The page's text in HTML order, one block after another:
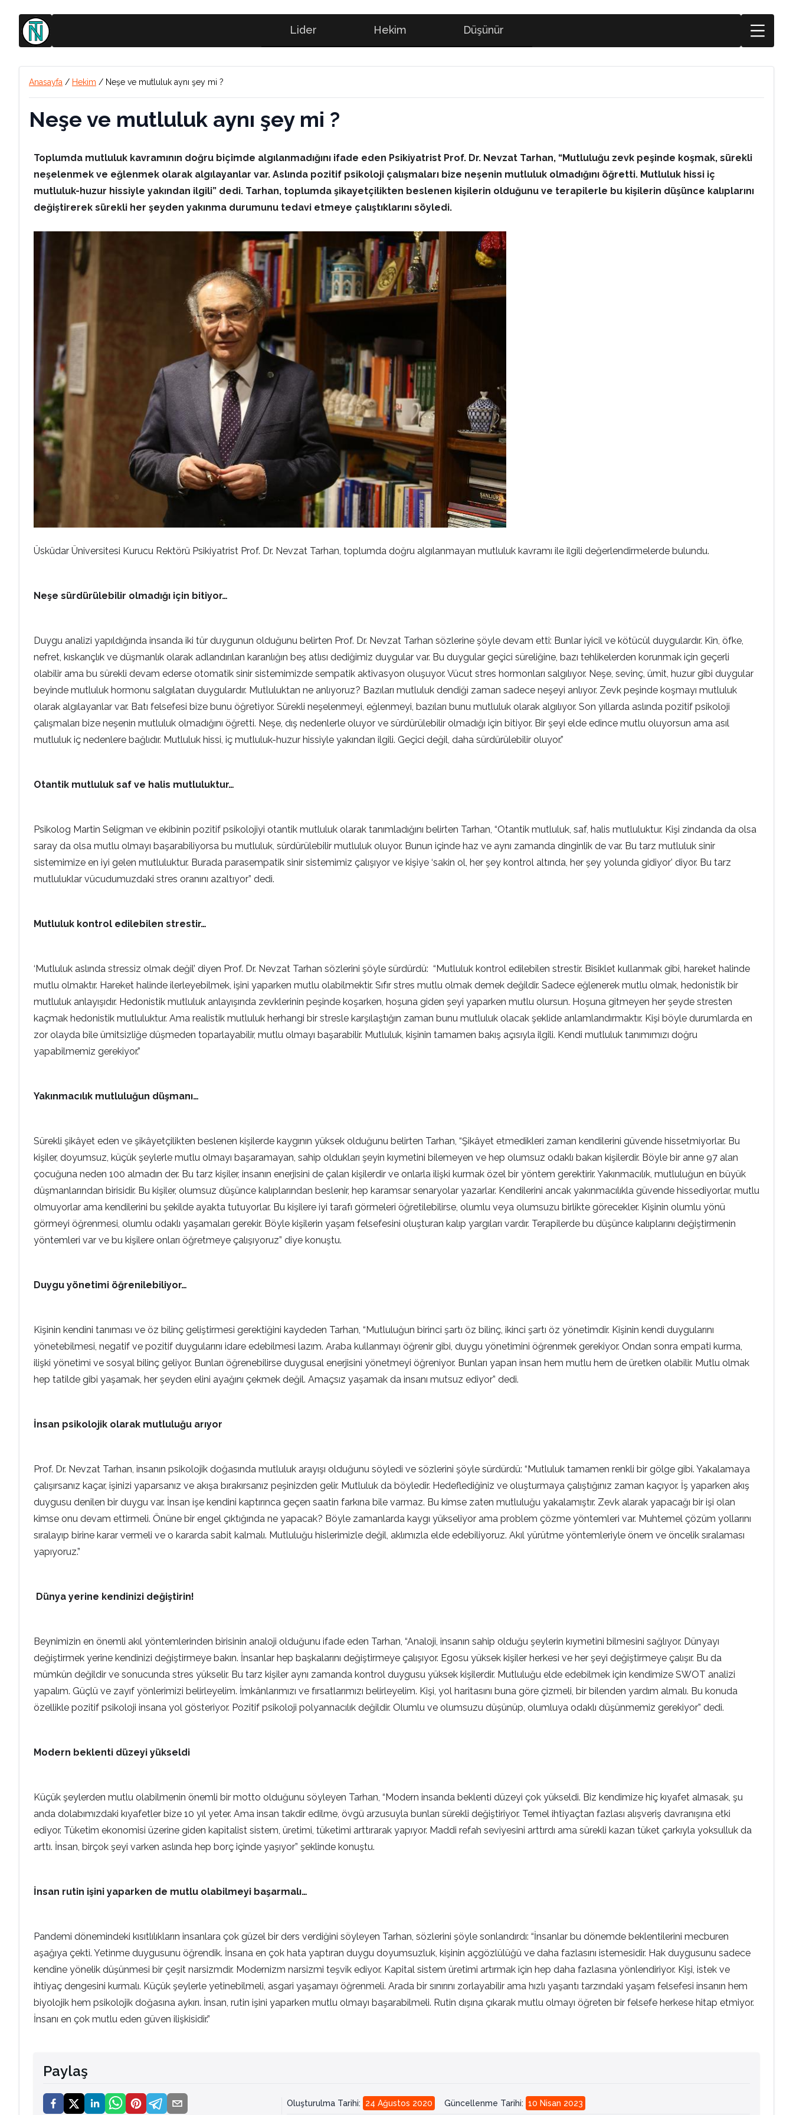
Lider Hekim Düşünür
Anasayfa / Hekim / Neşe ve mutluluk aynı şey mi ?
Neşe ve mutluluk aynı şey mi ?
Toplumda mutluluk kavramının doğru biçimde algılanmadığını ifade eden Psikiyatrist Prof. Dr. Nevzat Tarhan, “Mutluluğu zevk peşinde koşmak, sürekli
neşelenmek ve eğlenmek olarak algılayanlar var. Aslında pozitif psikoloji çalışmaları bize neşenin mutluluk olmadığını öğretti. Mutluluk hissi iç
mutluluk-huzur hissiyle yakından ilgili” dedi. Tarhan, toplumda şikayetçilikten beslenen kişilerin olduğunu ve terapilerle bu kişilerin düşünce kalıplarını
değiştirerek sürekli her şeyden yakınma durumunu tedavi etmeye çalıştıklarını söyledi.
Üsküdar Üniversitesi Kurucu Rektörü Psikiyatrist Prof. Dr. Nevzat Tarhan, toplumda doğru algılanmayan mutluluk kavramı ile ilgili değerlendirmelerde bulundu.
Neşe sürdürülebilir olmadığı için bitiyor…
Duygu analizi yapıldığında insanda iki tür duygunun olduğunu belirten Prof. Dr. Nevzat Tarhan sözlerine şöyle devam etti: Bunlar iyicil ve kötücül duygulardır. Kin, öfke,
nefret, kıskançlık ve düşmanlık olarak adlandırılan karanlığın beş atlısı dediğimiz duygular var. Bu duygular geçici süreliğine, bazı tehlikelerden korunmak için geçerli
olabilir ama bu sürekli devam ederse otomatik sinir sistemimizde sempatik aktivasyon oluşuyor. Vücut stres hormonları salgılıyor. Neşe, sevinç, ümit, huzur gibi duygular
beyinde mutluluk hormonu salgılatan duygulardır. Mutluluktan ne anlıyoruz? Bazıları mutluluk dendiği zaman sadece neşeyi anlıyor. Zevk peşinde koşmayı mutluluk
olarak algılayanlar var. Batı felsefesi bize bunu öğretiyor. Sürekli neşelenmeyi, eğlenmeyi, bazıları bunu mutluluk olarak algılıyor. Son yıllarda aslında pozitif psikoloji
çalışmaları bize neşenin mutluluk olmadığını öğretti. Neşe, dış nedenlerle oluyor ve sürdürülebilir olmadığı için bitiyor. Bir şeyi elde edince mutlu oluyorsun ama asıl
mutluluk iç nedenlere bağlıdır. Mutluluk hissi, iç mutluluk-huzur hissiyle yakından ilgili. Geçici değil, daha sürdürülebilir oluyor.”
Otantik mutluluk saf ve halis mutluluktur…
Psikolog Martin Seligman ve ekibinin pozitif psikolojiyi otantik mutluluk olarak tanımladığını belirten Tarhan, “Otantik mutluluk, saf, halis mutluluktur. Kişi zindanda da olsa
saray da olsa mutlu olmayı başarabiliyorsa bu mutluluk, sürdürülebilir mutluluk oluyor. Bunun içinde haz ve aynı zamanda dinginlik de var. Bu tarz mutluluk sinir
sistemimize en iyi gelen mutluluktur. Burada parasempatik sinir sistemimiz çalışıyor ve kişiye ‘sakin ol, her şey kontrol altında, her şey yolunda gidiyor’ diyor. Bu tarz
mutluluklar vücudumuzdaki stres oranını azaltıyor” dedi.
Mutluluk kontrol edilebilen strestir…
‘Mutluluk aslında stressiz olmak değil’ diyen Prof. Dr. Nevzat Tarhan sözlerini şöyle sürdürdü: “Mutluluk kontrol edilebilen strestir. Bisiklet kullanmak gibi, hareket halinde
mutlu olmaktır. Hareket halinde ilerleyebilmek, işini yaparken mutlu olabilmektir. Sıfır stres mutlu olmak demek değildir. Sadece eğlenerek mutlu olmak, hedonistik bir
mutluluk anlayışıdır. Hedonistik mutluluk anlayışında zevklerinin peşinde koşarken, hoşuna giden şeyi yaparken mutlu olursun. Hoşuna gitmeyen her şeyde stresten
kaçmak hedonistik mutluluktur. Ama realistik mutluluk herhangi bir stresle karşılaştığın zaman bunu mutluluk olacak şeklide anlamlandırmaktır. Kişi böyle durumlarda en
zor olayda bile ümitsizliğe düşmeden toparlayabilir, mutlu olmayı başarabilir. Mutluluk, kişinin tamamen bakış açısıyla ilgili. Kendi mutluluk tanımımızı doğru
yapabilmemiz gerekiyor.”
Yakınmacılık mutluluğun düşmanı…
Sürekli şikâyet eden ve şikâyetçilikten beslenen kişilerde kaygının yüksek olduğunu belirten Tarhan, “Şikâyet etmedikleri zaman kendilerini güvende hissetmiyorlar. Bu
kişiler, doyumsuz, küçük şeylerle mutlu olmayı başaramayan, sahip oldukları şeyin kıymetini bilemeyen ve hep olumsuz odaklı bakan kişilerdir. Böyle bir anne 97 alan
çocuğuna neden 100 almadın der. Bu tarz kişiler, insanın enerjisini de çalan kişilerdir ve onlarla ilişki kurmak özel bir yöntem gerektirir. Yakınmacılık, mutluluğun en büyük
düşmanlarından birisidir. Bu kişiler, olumsuz düşünce kalıplarından beslenir, hep karamsar senaryolar yazarlar. Kendilerini ancak yakınmacılıkla güvende hissediyorlar, mutlu
olmuyorlar ama kendilerini bu şekilde ayakta tutuyorlar. Bu kişilere iyi tarafı görmeleri öğretilebilirse, olumlu veya olumsuzu birlikte görecekler. Kişinin olumlu yönü
görmeyi öğrenmesi, olumlu odaklı yaşamaları gerekir. Böyle kişilerin yaşam felsefesini oluşturan kalıp yargıları vardır. Terapilerde bu düşünce kalıplarını değiştirmenin
yöntemleri var ve bu kişilere onları öğretmeye çalışıyoruz” diye konuştu.
Duygu yönetimi öğrenilebiliyor…
Kişinin kendini tanıması ve öz bilinç geliştirmesi gerektiğini kaydeden Tarhan, “Mutluluğun birinci şartı öz bilinç, ikinci şartı öz yönetimdir. Kişinin kendi duygularını
yönetebilmesi, negatif ve pozitif duygularını idare edebilmesi lazım. Araba kullanmayı öğrenir gibi, duygu yönetimini öğrenmek gerekiyor. Ondan sonra empati kurma,
ilişki yönetimi ve sosyal bilinç geliyor. Bunları öğrenebilirse duygusal enerjisini yönetmeyi öğreniyor. Bunları yapan insan hem mutlu hem de üretken olabilir. Mutlu olmak
hep tatilde gibi yaşamak, her şeyden elini ayağını çekmek değil. Amaçsız yaşamak da insanı mutsuz ediyor” dedi.
İnsan psikolojik olarak mutluluğu arıyor
Prof. Dr. Nevzat Tarhan, insanın psikolojik doğasında mutluluk arayışı olduğunu söyledi ve sözlerini şöyle sürdürdü: “Mutluluk tamamen renkli bir gölge gibi. Yakalamaya
çalışırsanız kaçar, işinizi yaparsanız ve akışa bırakırsanız peşinizden gelir. Mutluluk da böyledir. Hedeflediğiniz ve oluşturmaya çalıştığınız zaman kaçıyor. İş yaparken akış
duygusu denilen bir duygu var. İnsan işe kendini kaptırınca geçen saatin farkına bile varmaz. Bu kimse zaten mutluluğu yakalamıştır. Zevk alarak yapacağı bir işi olan
kimse onu devam ettirmeli. Önüne bir engel çıktığında ne yapacak? Böyle zamanlarda kaygı yükseliyor ama problem çözme yöntemleri var. Muhtemel çözüm yollarını
sıralayıp birine karar vermeli ve o kararda sabit kalmalı. Mutluluğu hislerimizle değil, aklımızla elde edebiliyoruz. Akıl yürütme yöntemleriyle önem ve öncelik sıralaması
yapıyoruz.”
Dünya yerine kendinizi değiştirin!
Beynimizin en önemli akıl yöntemlerinden birisinin analoji olduğunu ifade eden Tarhan, “Analoji, insanın sahip olduğu şeylerin kıymetini bilmesini sağlıyor. Dünyayı
değiştirmek yerine kendinizi değiştirmeye bakın. İnsanlar hep başkalarını değiştirmeye çalışıyor. Egosu yüksek kişiler herkesi ve her şeyi değiştirmeye çalışır. Bu da
mümkün değildir ve sonucunda stres yükselir. Bu tarz kişiler aynı zamanda kontrol duygusu yüksek kişilerdir. Mutluluğu elde edebilmek için kendimize SWOT analizi
yapalım. Güçlü ve zayıf yönlerimizi belirleyelim. İmkânlarımızı ve fırsatlarımızı belirleyelim. Kişi, yol haritasını buna göre çizmeli, bir bilenden yardım almalı. Bu konuda
özellikle pozitif psikoloji insana yol gösteriyor. Pozitif psikoloji polyannacılık değildir. Olumlu ve olumsuzu düşünüp, olumluya odaklı düşünmemiz gerekiyor” dedi.
Modern beklenti düzeyi yükseldi
Küçük şeylerden mutlu olabilmenin önemli bir motto olduğunu söyleyen Tarhan, “Modern insanda beklenti düzeyi çok yükseldi. Biz kendimize hiç kıyafet almasak, şu
anda dolabımızdaki kıyafetler bize 10 yıl yeter. Ama insan takdir edilme, övgü arzusuyla bunları sürekli değiştiriyor. Temel ihtiyaçtan fazlası alışveriş davranışına etki
ediyor. Tüketim ekonomisi üzerine giden kapitalist sistem, üretimi, tüketimi arttırarak yapıyor. Maddi refah seviyesini arttırdı ama sürekli kazan tüket çarkıyla yoksulluk da
arttı. İnsan, birçok şeyi varken aslında hep borç içinde yaşıyor” şeklinde konuştu.
İnsan rutin işini yaparken de mutlu olabilmeyi başarmalı…
Pandemi dönemindeki kısıtlılıkların insanlara çok güzel bir ders verdiğini söyleyen Tarhan, sözlerini şöyle sonlandırdı: “İnsanlar bu dönemde beklentilerini mecburen
aşağıya çekti. Yetinme duygusunu öğrendik. İnsana en çok hata yaptıran duygu doyumsuzluk, kişinin açgözlülüğü ve daha fazlasını istemesidir. Hak duygusunu sadece
kendine yönelik düşünmesi bir çeşit narsizmdir. Modernizm narsizmi teşvik ediyor. Kapital sistem üretimi artırmak için hep daha fazlasına yönlendiriyor. Kişi, istek ve
ihtiyaç dengesini kurmalı. Küçük şeylerle yetinebilmeli, asgari yaşamayı öğrenmeli. Arada bir sınırını zorlayabilir ama hızlı yaşantı tarzındaki yaşam felsefesi insanın hem
biyolojik hem psikolojik doğasına aykırı. İnsan, rutin işini yaparken mutlu olmayı başarabilmeli. Rutin dışına çıkarak mutlu olmayı öğreten bir felsefe herkese hitap etmiyor.
İnsanı en çok mutlu eden güven ilişkisidir.”
Paylaş
Oluşturulma Tarihi: 24 Ağustos 2020 Güncellenme Tarihi: 10 Nisan 2023